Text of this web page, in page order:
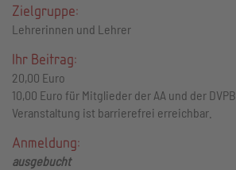
Zielgruppe:
Lehrerinnen und Lehrer
Ihr Beitrag:
20,00 Euro
10,00 Euro für Mitglieder der AA und der DVPB
Veranstaltung ist barrierefrei erreichbar.
Anmeldung:
ausgebucht